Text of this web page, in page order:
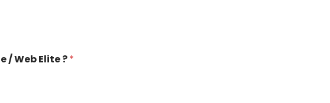
/ Web Elite ?*